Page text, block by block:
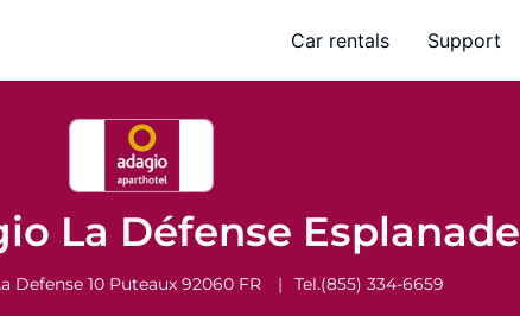
Car rentals Support
La Défense Esplanade
Defense 10 Puteaux 92060 FR Tel.(855) 334-6659
Hotellin säännöt